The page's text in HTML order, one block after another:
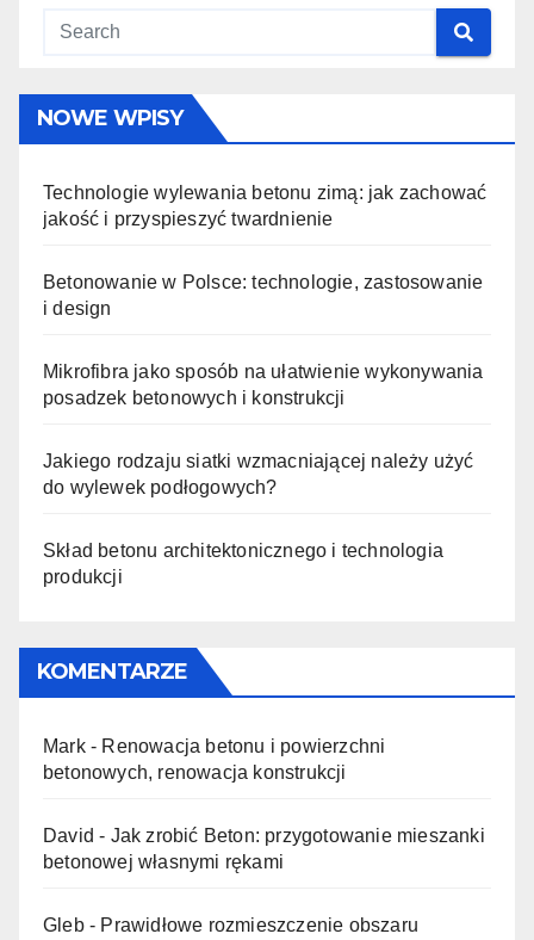
NOWE WPISY
Technologie wylewania betonu zimą: jak zachować
jakość i przyspieszyć twardnienie
Betonowanie w Polsce: technologie, zastosowanie
i design
Mikrofibra jako sposób na ułatwienie wykonywania
posadzek betonowych i konstrukcji
Jakiego rodzaju siatki wzmacniającej należy użyć
do wylewek podłogowych?
Skład betonu architektonicznego i technologia
produkcji
KOMENTARZE
Mark- Renowacja betonu i powierzchni
betonowych, renowacja konstrukcji
David - Jak zrobić Beton: przygotowanie mieszanki
betonowej własnymi rękami
Gleb- Prawidłowe rozmieszczenie obszaru